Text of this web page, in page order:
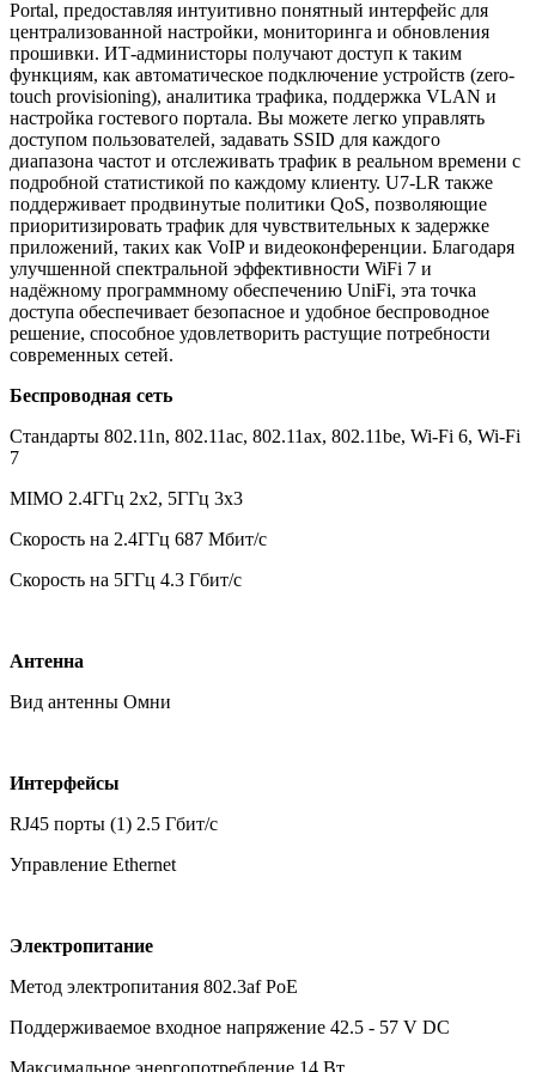
Portal, предоставляя интуитивно понятный интерфейс для
централизованной настройки, мониторинга и обновления
прошивки. ИТ-администоры получают доступ к таким
функциям, как автоматическое подключение устройств (zero-
touch provisioning), аналитика трафика, поддержка VLAN и
настройка гостевого портала. Вы можете легко управлять
доступом пользователей, задавать SSID для каждого
диапазона частот и отслеживать трафик в реальном времени с
подробной статистикой по каждому клиенту. U7-LR также
поддерживает продвинутые политики QoS, позволяющие
приоритизировать трафик для чувствительных к задержке
приложений, таких как VoIP и видеоконференции. Благодаря
улучшенной спектральной эффективности WiFi 7 и
надёжному программному обеспечению UniFi, эта точка
доступа обеспечивает безопасное и удобное беспроводное
решение, способное удовлетворить растущие потребности
современных сетей.
Беспроводная сеть
Стандарты 802.11n, 802.11ac, 802.11ax, 802.11be, Wi-Fi 6, Wi-Fi
7
MIMO 2.4ГГц 2x2, 5ГГц 3x3
Скорость на 2.4ГГц 687 Мбит/c
Скорость на 5ГГц 4.3 Гбит/c
Антенна
Вид антенны Омни
Интерфейсы
RJ45 порты (1) 2.5 Гбит/c
Управление Ethernet
Электропитание
Метод электропитания 802.3af PoE
Поддерживаемое входное напряжение 42.5 - 57 V DC
Максимальное энергопотребление 14 Вт